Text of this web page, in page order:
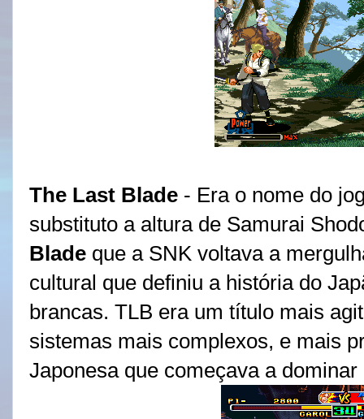
The Last Blade - Era o nome do
substituto a altura de Samurai
Blade que a SNK voltava a
cultural que definiu a história do
brancas. TLB era um título mais
sistemas mais complexos, e mais
Japonesa que começava a